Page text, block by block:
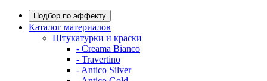
Подбор по эффекту
Каталог материалов
Штукатурки и краски
- Creama Bianco
- Travertino
- Antico Silver